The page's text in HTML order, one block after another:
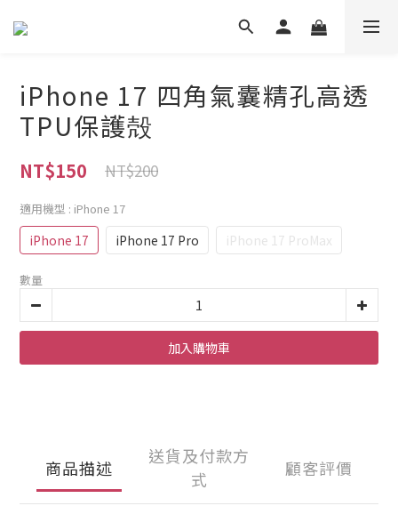
iPhone 17 四角氣囊精孔高透
TPU保護殻
NT$150 NT$200
適用機型 : iPhone 17
iPhone 17 iPhone 17 Pro iPhone 17 ProMax
數量
加入購物車
商品描述
送貨及付款方
式
顧客評價